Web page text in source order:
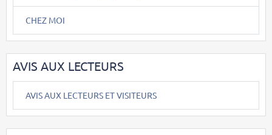
CHEZ MOI
AVIS AUX LECTEURS
AVIS AUX LECTEURS ET VISITEURS